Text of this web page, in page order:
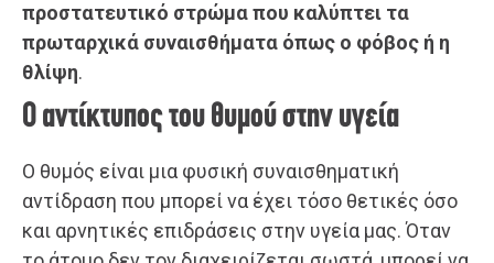
προστατευτικό στρώμα που καλύπτει τα
πρωταρχικά συναισθήματα όπως ο φόβος ή η
θλίψη.
Ο αντίκτυπος του θυμού στην υγεία
Ο θυμός είναι μια φυσική συναισθηματική
αντίδραση που μπορεί να έχει τόσο θετικές όσο
και αρνητικές επιδράσεις στην υγεία μας. Όταν